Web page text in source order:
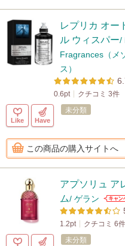
レプリカ オー
ル ウィスパー/
Fragrances（メ
ス）
0.6pt クチコミ 3件
Like Have
未分類
この商品の購入サイトへ
アプソリュ ア
ム/ ゲラン
1.2pt クチコミ 6件
未分類